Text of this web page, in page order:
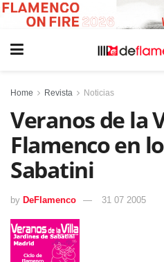
Home Revista Noticias
Veranos de la
Flamenco en
Sabatini
by DeFlamenco 31 07 2005